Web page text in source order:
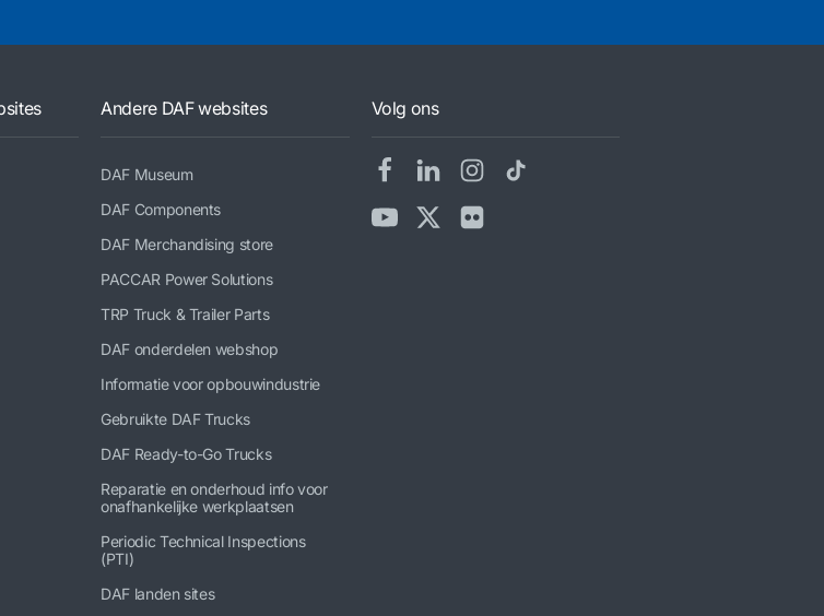
Andere DAF websites
DAF Museum
DAF Components
DAF Merchandising store
PACCAR Power Solutions
TRP Truck & Trailer Parts
DAF onderdelen webshop
Informatie voor opbouwindustrie
Gebruikte DAF Trucks
DAF Ready-to-Go Trucks
Reparatie en onderhoud info voor
onafhankelijke werkplaatsen
Periodic Technical Inspections
(PTI)
DAF landen sites
Volg ons